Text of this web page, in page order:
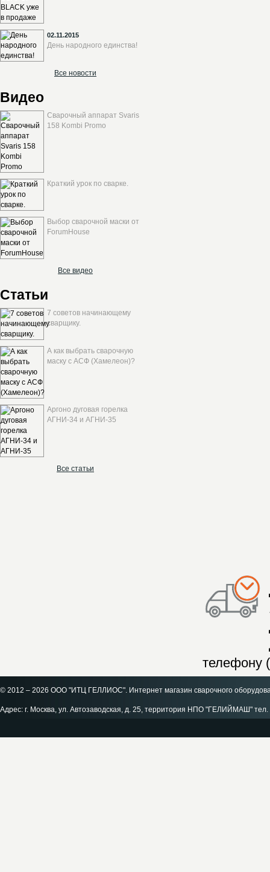
02.11.2015
День народного единства!
Все новости
Видео
Сварочный аппарат Svaris
158 Kombi Promo
Краткий урок по сварке.
Выбор сварочной маски от
ForumHouse
Все видео
Статьи
7 советов начинающему
сварщику.
А как выбрать сварочную
маску с АСФ (Хамелеон)?
Аргоно дуговая горелка
АГНИ-34 и АГНИ-35
Все статьи
телефону
© 2012 – 2026 ООО "ИТЦ ГЕЛЛИОС". Интернет магазин сварочного
Адрес: г. Москва, ул. Автозаводская, д. 25, территория НПО "ГЕЛИЙМАШ"